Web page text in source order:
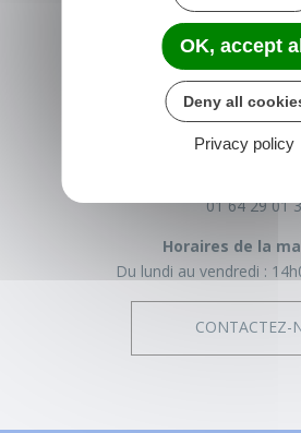
NONVILLE
Place de la
77140 nonville
01 64 29 01
Horaires de la
Du lundi au vendredi :
CONTACTEZ-
OK, accept
Deny all
Privacy policy